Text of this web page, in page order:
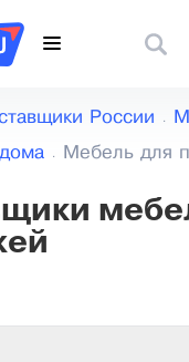
России
Мебель для